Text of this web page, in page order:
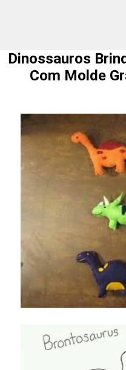
Dinossauros
Com Molde